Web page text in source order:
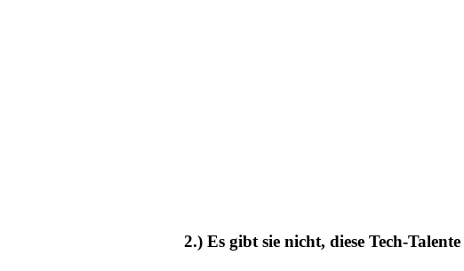
2.) Es gibt sie nicht, diese Tech-Talente